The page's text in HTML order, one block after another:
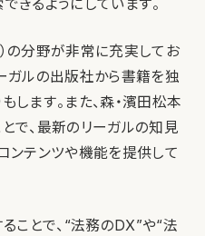
きるようにしています。
の分野が非常に充実してお
ガルの出版社から書籍を独
します。また、森・濱田松本
で、最新のリーガルの知見
ンテンツや機能を提供して
ことで、“法務のDX”や“法